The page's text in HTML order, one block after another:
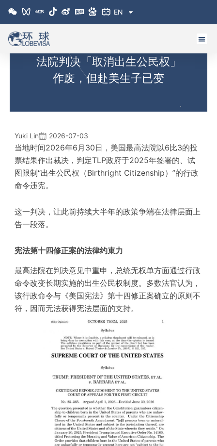
EN
法院判决「取消出生公民权」
作废，但赴美生子已变
Yuki Lin 2026-07-03
当地时间2026年6月30日，美国最高法院以6比3的投
票结果作出裁决，判定TLP政府于2025年签署的、试
图限制“出生公民权（Birthright Citizenship）”的行政
命令违宪。
这一判决，让此前持续大半年的政策争端在法律层面上
告一段落。
宪法第十四修正案的法律约束力
最高法院在判决意见中重申，总统无权单方面通过行政
命令改变长期实施的出生公民权制度。多数法官认为，
该行政命令与《美国宪法》第十四修正案确立的原则不
符，因而无法获得宪法层面的支持。